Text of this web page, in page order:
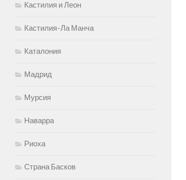
Кастилия и Леон
Кастилия-Ла Манча
Каталония
Мадрид
Мурсия
Наварра
Риоха
Страна Басков